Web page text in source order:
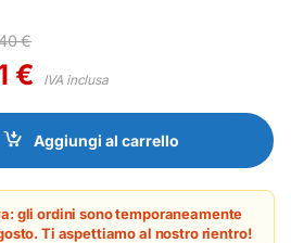
€
€ IVA inclusa
i5-14400 16GB RAM 512GB SSD
Aggiungi al carrello
gli ordini sono temporaneamente
Ti aspettiamo al nostro rientro!